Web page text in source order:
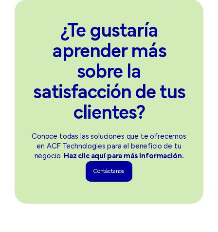
¿Te gustaría
aprender más
sobre la
satisfacción de tus
clientes?
Conoce todas las soluciones que te ofrecemos
en ACF Technologies para el beneficio de tu
negocio. Haz clic aquí para más información.
Contáctanos